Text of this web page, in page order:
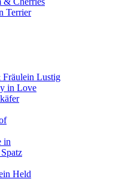
Terrier
Lustig
in Love
in
Held